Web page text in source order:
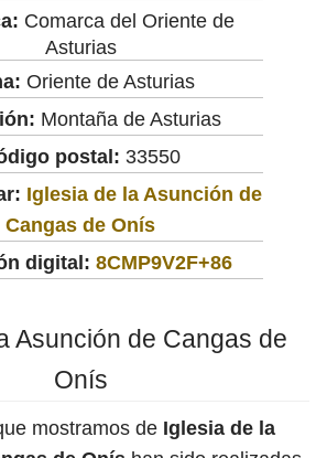
Comarca del Oriente de
Asturias
Oriente de Asturias
Montaña de Asturias
postal: 33550
Iglesia de la Asunción de
Cangas de Onís
digital: 8CMP9V2F+86
Asunción de Cangas de
Onís
mostramos de Iglesia de la